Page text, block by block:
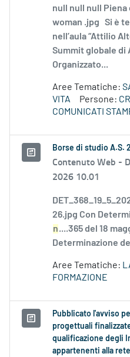
null null null
woman .jpg Si è
nell’aula “Attilio
Summit globale di
Organizzato...
Aree Tematiche:
VITA
Persone:
COMUNICATI
Borse di studio A.S.
Contenuto Web -
2026 10.01
26.jpg Con
n....365 del 18
Determinazione
Aree Tematiche:
FORMAZIONE
Pubblicato l'avviso
progettuali
qualificazione degli
appartenenti alla